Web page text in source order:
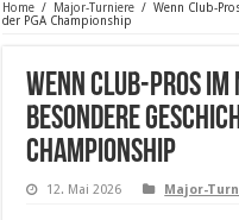
Home / Major-Turniere / Wenn Club-
der PGA Championship
Wenn Club-Pros
besondere
Championship
12. Mai 2026 Major-